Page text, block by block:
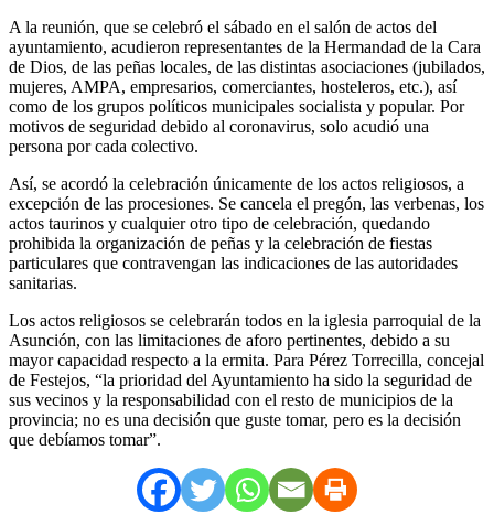
A la reunión, que se celebró el sábado en el salón de actos del
ayuntamiento, acudieron representantes de la Hermandad de la Cara
de Dios, de las peñas locales, de las distintas asociaciones (jubilados,
mujeres, AMPA, empresarios, comerciantes, hosteleros, etc.), así
como de los grupos políticos municipales socialista y popular. Por
motivos de seguridad debido al coronavirus, solo acudió una
persona por cada colectivo.
Así, se acordó la celebración únicamente de los actos religiosos, a
excepción de las procesiones. Se cancela el pregón, las verbenas, los
actos taurinos y cualquier otro tipo de celebración, quedando
prohibida la organización de peñas y la celebración de fiestas
particulares que contravengan las indicaciones de las autoridades
sanitarias.
Los actos religiosos se celebrarán todos en la iglesia parroquial de la
Asunción, con las limitaciones de aforo pertinentes, debido a su
mayor capacidad respecto a la ermita. Para Pérez Torrecilla, concejal
de Festejos, “la prioridad del Ayuntamiento ha sido la seguridad de
sus vecinos y la responsabilidad con el resto de municipios de la
provincia; no es una decisión que guste tomar, pero es la decisión
que debíamos tomar”.